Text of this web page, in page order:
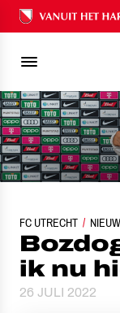
Ons nalatenschap
FC UTRECHT
ik nu
26 JULI 2022